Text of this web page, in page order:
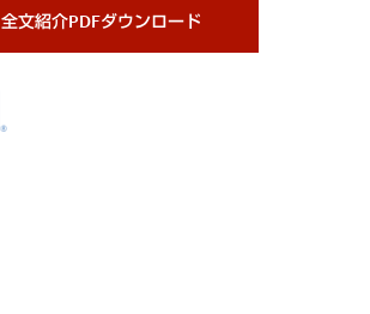
全文紹介PDFダウンロード